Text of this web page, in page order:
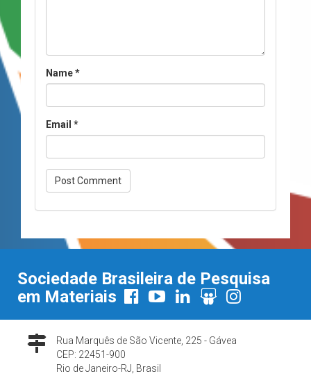
Name*
Email *
Sociedade Brasileira de Pesquisa
em Materiais
Rua Marquês de São Vicente, 225 - Gávea
CEP: 22451-900
Rio de Janeiro-RJ, Brasil